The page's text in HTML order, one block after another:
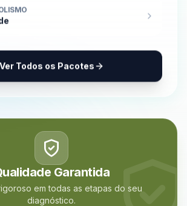
Ver Todos os Pacotes
Garantida
em todas as etapas do seu
diagnóstico.